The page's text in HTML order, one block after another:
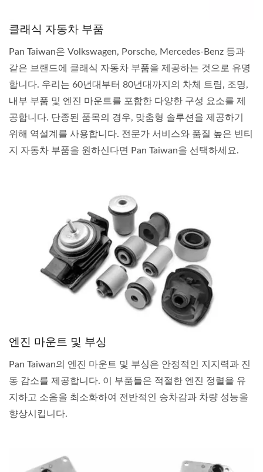
클래식 자동차 부품
Pan Taiwan은 Volkswagen, Porsche, Mercedes-Benz 등과
같은 브랜드에 클래식 자동차 부품을 제공하는 것으로 유명
합니다. 우리는 60년대부터 80년대까지의 차체 트림, 조명,
내부 부품 및 엔진 마운트를 포함한 다양한 구성 요소를 제
공합니다. 단종된 품목의 경우, 맞춤형 솔루션을 제공하기
위해 역설계를 사용합니다. 전문가 서비스와 품질 높은 빈티
지 자동차 부품을 원하신다면 Pan Taiwan을 선택하세요.
엔진 마운트 및 부싱
Pan Taiwan의 엔진 마운트 및 부싱은 안정적인 지지력과 진
동 감소를 제공합니다. 이 부품들은 적절한 엔진 정렬을 유
지하고 소음을 최소화하여 전반적인 승차감과 차량 성능을
향상시킵니다.